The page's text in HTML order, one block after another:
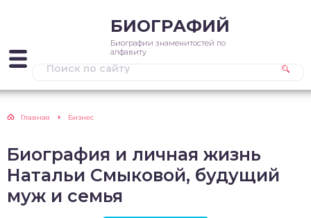
БИОГРАФИЙ
Биографии знаменитостей по
алфавиту
Главная Бизнес
Биография и личная жизнь
Натальи Смыковой, будущий
муж и семья